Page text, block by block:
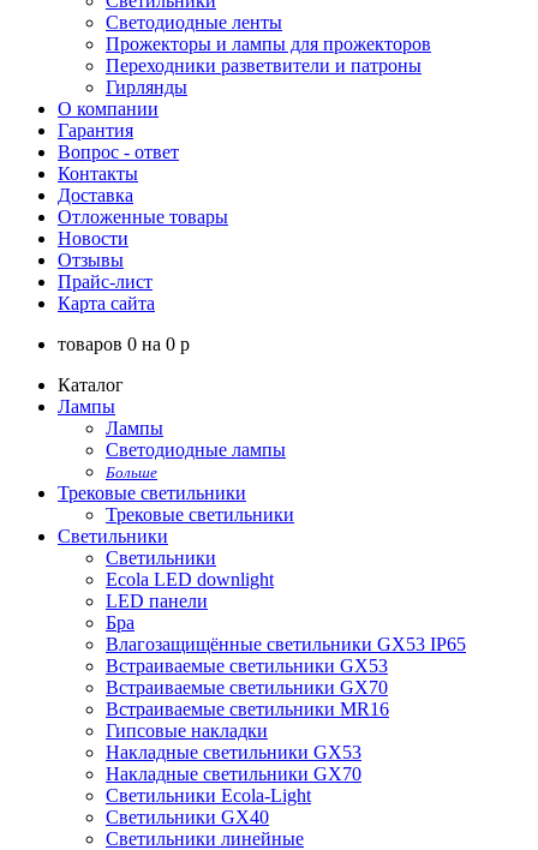
Светодиодные ленты
Прожекторы и лампы для прожекторов
Переходники разветвители и патроны
Гирлянды
О компании
Гарантия
Вопрос - ответ
Контакты
Доставка
Отложенные товары
Новости
Отзывы
Прайс-лист
Карта сайта
товаров 0 на 0 p
Каталог
Лампы
Лампы
Светодиодные лампы
Больше
Трековые светильники
Трековые светильники
Светильники
Светильники
Ecola LED downlight
LED панели
Бра
Влагозащищённые светильники GX53 IP65
Встраиваемые светильники GX53
Встраиваемые светильники GX70
Встраиваемые светильники MR16
Гипсовые накладки
Накладные светильники GX53
Накладные светильники GX70
Светильники Ecola-Light
Светильники GX40
Светильники линейные